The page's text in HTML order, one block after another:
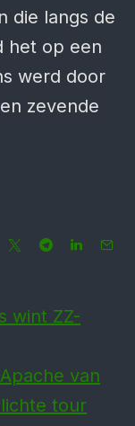
die langs de
het op een
werd door
zevende
wint ZZ-
van
tour